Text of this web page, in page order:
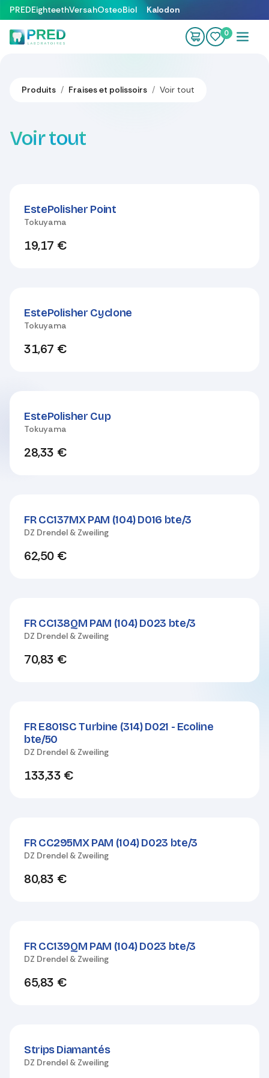
Se rendre au contenu
PREDEighteethVersahOsteoBiol Kalodon
0
Produits Fraises et polissoirs Voir tout
Voir tout
EstePolisher Point
Tokuyama
19,17 €
EstePolisher Cyclone
Tokuyama
31,67 €
EstePolisher Cup
Tokuyama
28,33 €
FR CC137MX PAM (104) D016 bte/3
DZ Drendel & Zweiling
62,50 €
FR CC138QM PAM (104) D023 bte/3
DZ Drendel & Zweiling
70,83 €
FR E801SC Turbine (314) D021 - Ecoline
bte/50
DZ Drendel & Zweiling
133,33 €
FR CC295MX PAM (104) D023 bte/3
DZ Drendel & Zweiling
80,83 €
FR CC139QM PAM (104) D023 bte/3
DZ Drendel & Zweiling
65,83 €
Strips Diamantés
DZ Drendel & Zweiling